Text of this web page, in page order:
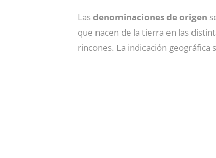
Las denominaciones de origen
que nacen de la tierra en las
rincones. La indicación geográfica